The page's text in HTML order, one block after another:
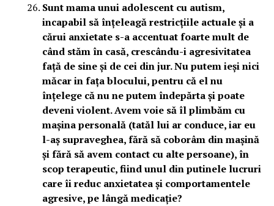
Sunt mama unui adolescent cu autism,
incapabil să înțeleagă restricțiile actuale și a
cărui anxietate s-a accentuat foarte mult de
când stăm în casă, crescându-i agresivitatea
față de sine și de cei din jur. Nu putem ieși nici
măcar in fața blocului, pentru că el nu
înțelege că nu ne putem îndepărta și poate
deveni violent. Avem voie să îl plimbăm cu
mașina personală (tatăl lui ar conduce, iar eu
l-aș supraveghea, fără să coborâm din mașină
și fără să avem contact cu alte persoane), în
scop terapeutic, fiind unul din putinele lucruri
care îi reduc anxietatea și comportamentele
agresive, pe lângă medicație?